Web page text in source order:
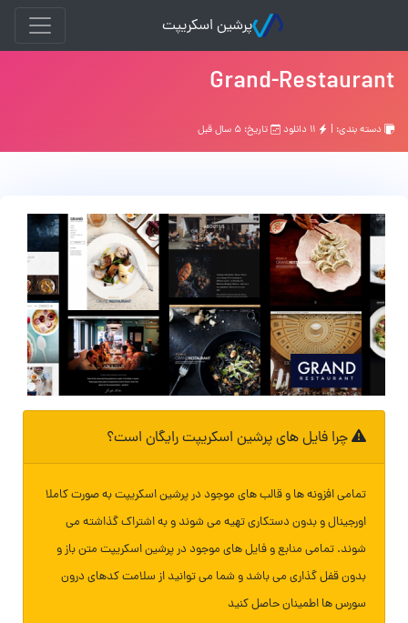
پرشین اسکریپت
Grand-Restaurant
دسته بندی: | تاریخ: ۵ سال قبل
چرا فایل های پرشین اسکریپت رایگان است؟
تمامی افزونه ها و قالب های موجود در پرشین اسکریپت به صورت کاملا
اورجینال و بدون دستکاری تهیه می شوند و به اشتراک گذاشته می
شوند. تمامی منابع و فایل های موجود در پرشین اسکریپت متن باز و
بدون قفل گذاری می باشد و شما می توانید از سلامت کدهای درون
سورس ها اطمینان حاصل کنید